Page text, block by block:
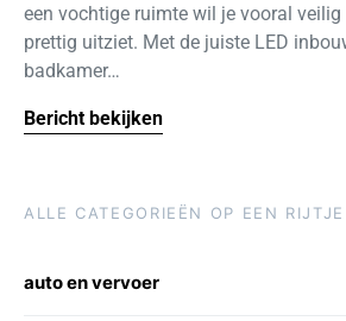
een vochtige ruimte wil je vooral
prettig uitziet. Met de juiste LED
badkamer…
Bericht bekijken
ALLE CATEGORIEËN OP EEN RIJTJE
auto en vervoer